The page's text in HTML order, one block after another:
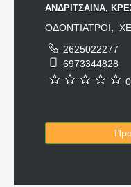
ΑΝΔΡΙΤΣΑΙΝΑ,
ΟΔΟΝΤΙΑΤΡΟΙ,
2625022277
6973344828